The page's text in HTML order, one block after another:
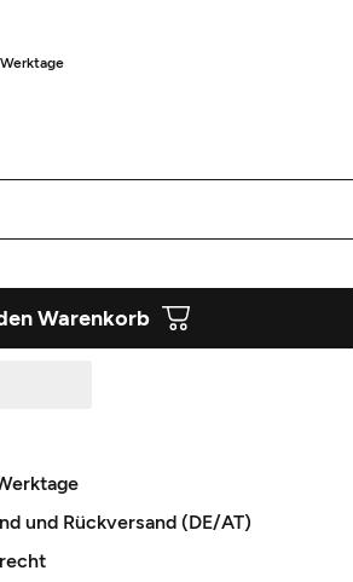
Warenkorb
und Rückversand (DE/AT)